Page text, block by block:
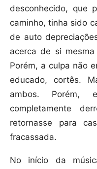
desconhecido, que
caminho, tinha sido
de auto
acerca de si
Porém, a culpa não
educado, cortês.
ambos. Porém,
completamente
retornasse para
fracassada.
No início da